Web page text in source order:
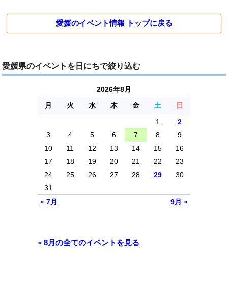
愛媛のイベント情報 トップに戻る
愛媛県のイベントを日にちで絞り込む
2026年8月
月
火 水 木 金 土 日
« 7月 9月 »
1
2
3
4 5 6 7 8
9
10
11 12 13 14 15
16
17
18 19 20 21 22
23
24
25 26 27 28 29
30
31
» 8月の全てのイベントを見る